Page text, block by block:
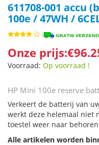
611708-001 accu
100e / 47WH /
Onze
Voorraad: Op voorraad !
HP Mini 100e reserve
Verkeert de batterij van
werkt deze helemaal niet
toestel weer naar
Alle artikelen worden